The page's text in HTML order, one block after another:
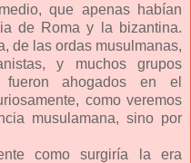
que apenas habían
de Roma y la bizantina.
de las ordas musulmanas,
y muchos grupos
fueron ahogados en el
como veremos
musulamana, sino por
como surgiría la era